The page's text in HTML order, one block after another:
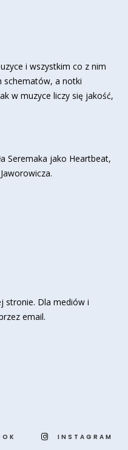
i wszystkim co z nim
schematów, a notki
w muzyce liczy się jakość,
Seremaka jako Heartbeat,
stronie. Dla mediów i
email.
INSTAGRAM